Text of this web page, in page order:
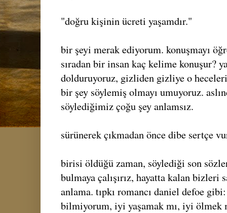
"doğru kişinin ücreti yaşamdır."
bir şeyi merak ediyorum. konuşmayı
sıradan bir insan kaç kelime konuşur?
dolduruyoruz, gizliden gizliye o
bir şey söylemiş olmayı umuyoruz.
söylediğimiz çoğu şey anlamsız.
sürünerek çıkmadan önce dibe sertçe
birisi öldüğü zaman, söylediği son
bulmaya çalışırız, hayatta kalan bizleri
anlama. tıpkı romancı daniel defoe
bilmiyorum, iyi yaşamak mı, iyi ölmek